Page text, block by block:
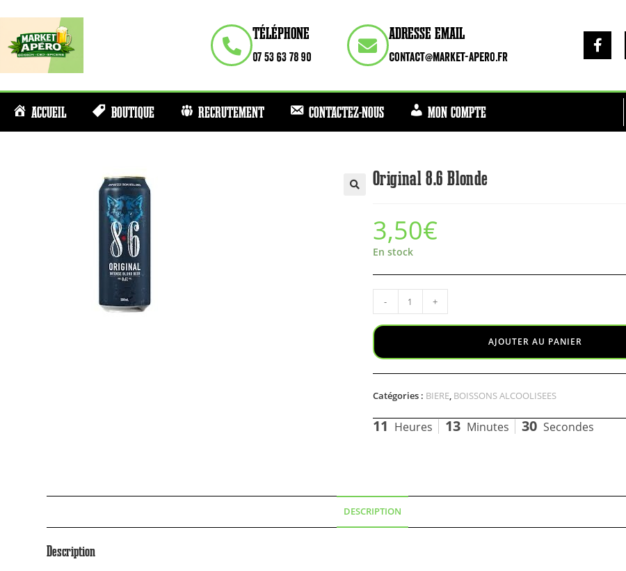
TÉLÉPHONE
07 53 63 78 90
ADRESSE EMAIL
contact@market-apero.fr
ACCUEIL BOUTIQUE RECRUTEMENT CONTACTEZ-NOUS MON COMPTE
Original 8.6 Blonde
3,50€
En stock
- +
AJOUTER AU PANIER
Catégories : BIERE, BOISSONS ALCOOLISEES
11 Heures 13 Minutes 30 Secondes
DESCRIPTION
Description